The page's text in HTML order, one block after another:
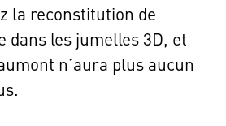
la reconstitution de
dans les jumelles 3D, et
n’aura plus aucun